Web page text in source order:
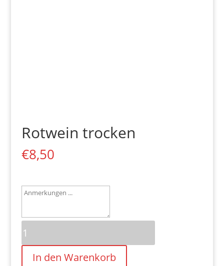
Rotwein trocken
€8,50
trocken
Menge
In den Warenkorb